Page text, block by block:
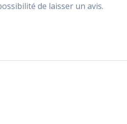
de laisser un avis.